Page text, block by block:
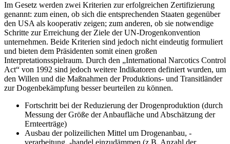
Im Gesetz werden zwei Kriterien zur erfolgreichen Zertifizierung
genannt: zum einen, ob sich die entsprechenden Staaten gegenüber
den USA als kooperativ zeigen; zum anderen, ob sie notwendige
Schritte zur Erreichung der Ziele der UN-Drogenkonvention
unternehmen. Beide Kriterien sind jedoch nicht eindeutig formuliert
und bieten dem Präsidenten somit einen großen
Interpretationsspielraum. Durch den „International Narcotics Control
Act“ von 1992 sind jedoch weitere Indikatoren definiert wurden, um
den Willen und die Maßnahmen der Produktions- und Transitländer
zur Dogenbekämpfung besser beurteilen zu können.
Fortschritt bei der Reduzierung der Drogenproduktion (durch
Messung der Größe der Anbaufläche und Abschätzung der
Ernteerträge)
Ausbau der polizeilichen Mittel um Drogenanbau, -